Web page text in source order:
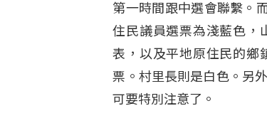
第一時間跟中選會聯繫。
住民議員選票為淺藍色，
表，以及平地原住民的鄉
票。村里長則是白色。另
可要特別注意了。